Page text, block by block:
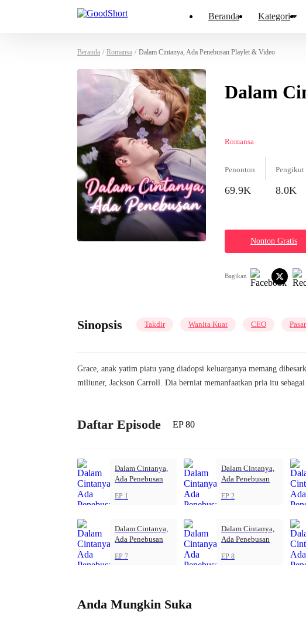
Beranda Kategori
Beranda / Romansa / Dalam Cintanya, Ada Penebusan Playlet & Video
Dalam
Romansa
Penonton
69.9K
Pengikut
8.0K
Nonton Gratis
Bagikan
Sinopsis Takdir Wanita Kuat CEO
Grace, anak yatim piatu yang diadopsi keluarganya memang
miliuner, Jackson Carroll. Dia berniat memanfaatkan pria itu sebagai
Daftar Episode EP 80
Dalam Cintanya,
Ada Penebusan
EP 1
Dalam Cintanya,
Ada Penebusan
EP 2
Dalam Cintanya,
Ada Penebusan
EP 7
Dalam Cintanya,
Ada Penebusan
EP 8
Anda Mungkin Suka